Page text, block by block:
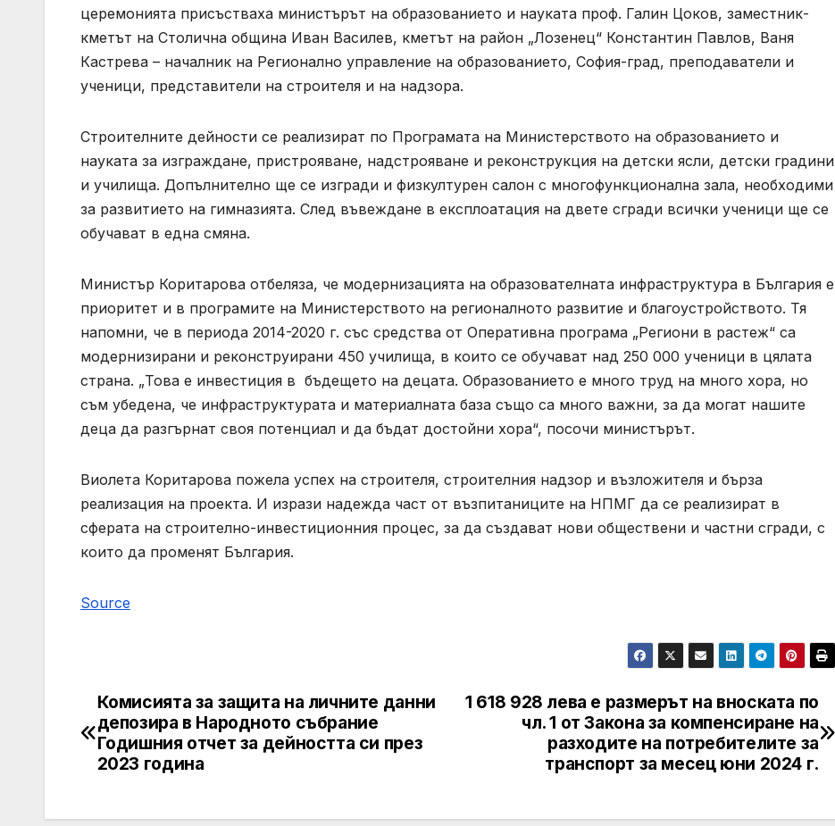
церемонията присъстваха министърът на образованието и науката проф. Галин Цоков, заместник-
кметът на Столична община Иван Василев, кметът на район „Лозенец“ Константин Павлов, Ваня
Кастрева – началник на Регионално управление на образованието, София-град, преподаватели и
ученици, представители на строителя и на надзора.
Строителните дейности се реализират по Програмата на Министерството на образованието и
науката за изграждане, пристрояване, надстрояване и реконструкция на детски ясли, детски градини
и училища. Допълнително ще се изгради и физкултурен салон с многофункционална зала, необходими
за развитието на гимназията. След въвеждане в експлоатация на двете сгради всички ученици ще се
обучават в една смяна.
Министър Коритарова отбеляза, че модернизацията на образователната инфраструктура в България е
приоритет и в програмите на Министерството на регионалното развитие и благоустройството. Тя
напомни, че в периода 2014-2020 г. със средства от Оперативна програма „Региони в растеж“ са
модернизирани и реконструирани 450 училища, в които се обучават над 250 000 ученици в цялата
страна. „Това е инвестиция в бъдещето на децата. Образованието е много труд на много хора, но
съм убедена, че инфраструктурата и материалната база също са много важни, за да могат нашите
деца да разгърнат своя потенциал и да бъдат достойни хора“, посочи министърът.
Виолета Коритарова пожела успех на строителя, строителния надзор и възложителя и бърза
реализация на проекта. И изрази надежда част от възпитаниците на НПМГ да се реализират в
сферата на строително-инвестиционния процес, за да създават нови обществени и частни сгради, с
които да променят България.
Source
Post
navigation
1 618 928 лева е размерът на вноската по
чл. 1 от Закона за компенсиране на
разходите на потребителите за
транспорт за месец юни 2024 г.
Комисията за защита на личните данни
депозира в Народното събрание
Годишния отчет за дейността си през
2023 година